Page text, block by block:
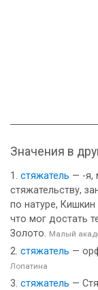
Значения в
стяжатель — -я,
стяжательству,
по натуре,
что мог достать
Золото. Малый
стяжатель —
Лопатина
стяжатель —